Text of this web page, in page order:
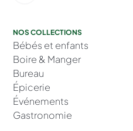
NOS COLLECTIONS
Bébés et enfants
Boire & Manger
Bureau
Épicerie
Événements
Gastronomie